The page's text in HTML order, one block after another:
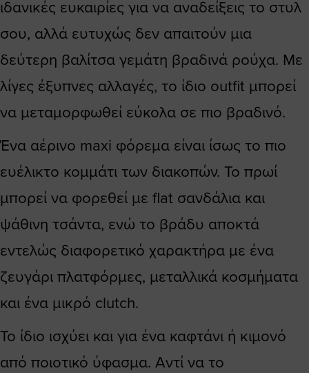
ιδανικές ευκαιρίες για να αναδείξεις το στυλ
σου, αλλά ευτυχώς δεν απαιτούν μια
δεύτερη βαλίτσα γεμάτη βραδινά ρούχα. Με
λίγες έξυπνες αλλαγές, το ίδιο outfit μπορεί
να μεταμορφωθεί εύκολα σε πιο βραδινό.
Ένα αέρινο maxi φόρεμα είναι ίσως το πιο
ευέλικτο κομμάτι των διακοπών. Το πρωί
μπορεί να φορεθεί με flat σανδάλια και
ψάθινη τσάντα, ενώ το βράδυ αποκτά
εντελώς διαφορετικό χαρακτήρα με ένα
ζευγάρι πλατφόρμες, μεταλλικά κοσμήματα
και ένα μικρό clutch.
Το ίδιο ισχύει και για ένα καφτάνι ή κιμονό
από ποιοτικό ύφασμα. Αντί να το